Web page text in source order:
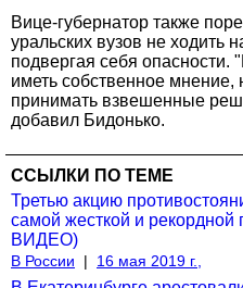
Вице-губернатор также
уральских вузов не ходить
подвергая себя опасности.
иметь собственное мнение,
принимать взвешенные
добавил Бидонько.
ССЫЛКИ ПО ТЕМЕ
Третью акцию
самой жесткой и
ВИДЕО)
В России | 16 мая 2019 г.,